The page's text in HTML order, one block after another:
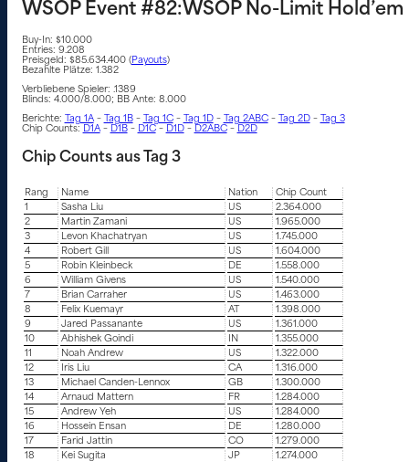
WSOP Event #82:WSOP No-Limit
Buy-In: $10.000
Entries: 9.208
Preisgeld: $85.634.400 (Payouts)
Bezahlte Plätze: 1.382
Verbliebene Spieler: .1389
Blinds: 4.000/8.000; BB Ante: 8.000
Berichte: Tag 1A– Tag 1B– Tag 1C– Tag 1D– Tag 2ABC– Tag 2D– Tag 3
Chip Counts: D1A– D1B– D1C– D1D– D2ABC– D2D
Chip Counts aus Tag 3
Rang Name Nation
Chip Count
1
Sasha Liu US
2.364.000
2
Martin Zamani US
1.965.000
3
Levon Khachatryan US
1.745.000
4
Robert Gill US
1.604.000
5
Robin Kleinbeck DE
1.558.000
6
William Givens US
1.540.000
7
Brian Carraher US
1.463.000
8
Felix Kuemayr AT
1.398.000
9
Jared Passanante US
1.361.000
10
Abhishek Goindi IN
1.355.000
11
Noah Andrew US
1.322.000
12
Iris Liu CA
1.316.000
13
Michael Canden-Lennox GB
1.300.000
14
Arnaud Mattern FR
1.284.000
15
Andrew Yeh US
1.284.000
16
Hossein Ensan DE
1.280.000
17
Farid Jattin CO
1.279.000
18
Kei Sugita JP
1.274.000